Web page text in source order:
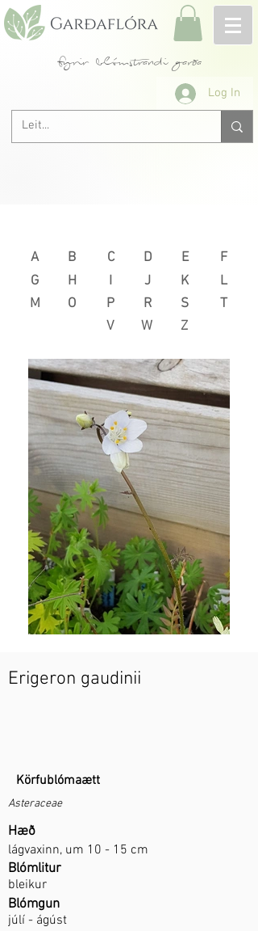
fyrir blómstrandi garða
Log In
A
G
M
B
H
O
C D
E
I
J
K
P
R
S
V
W Z
F
L
T
Erigeron gaudinii
Körfublómaætt
Asteraceae
Hæð
lágvaxinn, um 10 - 15 cm
Blómlitur
bleikur
Blómgun
júlí - ágúst